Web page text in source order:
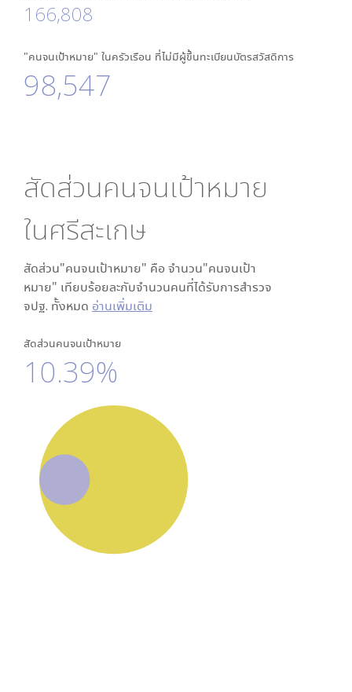
166,808
"คนจนเป้าหมาย" ในครัวเรือน ที่ไม่มีผู้ขึ้นทะเบียนบัตรสวัสดิการ
98,547
สัดส่วนคนจนเป้าหมาย
ในศรีสะเกษ
สัดส่วน"คนจนเป้าหมาย" คือ จำนวน"คนจนเป้า
หมาย" เทียบร้อยละกับจำนวนคนที่ได้รับการสำรวจ
จปฐ. ทั้งหมด อ่านเพิ่มเติม
สัดส่วนคนจนเป้าหมาย
10.39%